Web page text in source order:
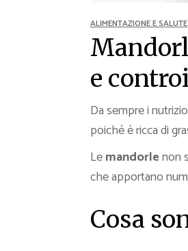
ALIMENTAZIONE E SALUTE
e
Da sempre i
poiché è ricca di
Lemandorlenon
che apportano
Cosa